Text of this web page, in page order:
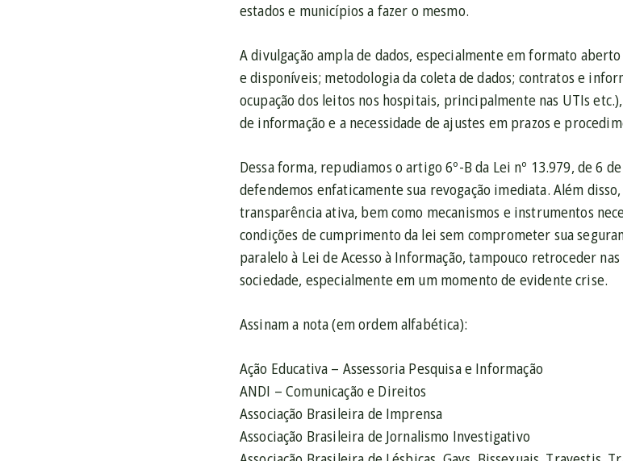
estados e municípios a fazer o mesmo.
A divulgação ampla de dados, especialmente em formato
e disponíveis; metodologia da coleta de dados; contratos e
ocupação dos leitos nos hospitais, principalmente nas UTIs
de informação e a necessidade de ajustes em prazos e
Dessa forma, repudiamos o artigo 6º-B da Lei nº 13.979, de 6
defendemos enfaticamente sua revogação imediata. Além
transparência ativa, bem como mecanismos e instrumentos
condições de cumprimento da lei sem comprometer sua
paralelo à Lei de Acesso à Informação, tampouco retroceder
sociedade, especialmente em um momento de evidente crise.
Assinam a nota (em ordem alfabética):
Ação Educativa – Assessoria Pesquisa e Informação
ANDI – Comunicação e Direitos
Associação Brasileira de Imprensa
Associação Brasileira de Jornalismo Investigativo